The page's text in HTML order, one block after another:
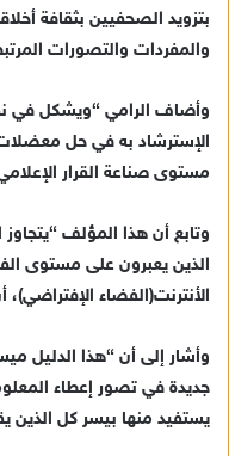
بتزويد الصحفيين بثقافة
والمفردات والتصورات
وأضاف الرامي “ويشكل في
الإسترشاد به في حل
مستوى صناعة القرار
وتابع أن هذا المؤلف
الذين يعبرون على مستوى
الأنترنت(الفضاء
وأشار إلى أن “هذا الدليل
جديدة في تصور إعطاء
يستفيد منها بيسر كل الذين